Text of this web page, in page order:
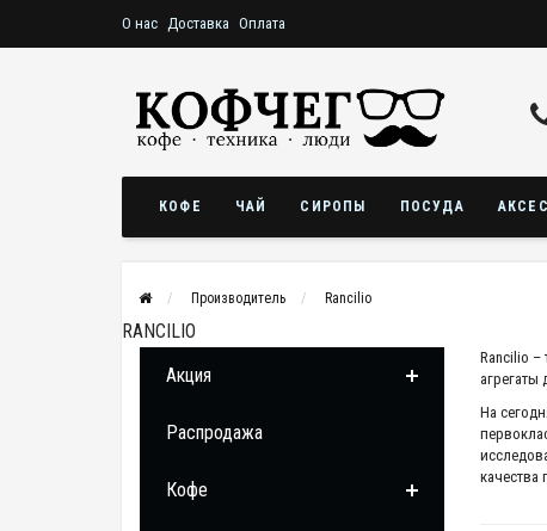
О нас Доставка Оплата
КОФЕ ЧАЙ СИРОПЫ ПОСУДА
Производитель Rancilio
RANCILIO
Акция
Распродажа
Кофе
Rancilio –
агрегаты
На
качества